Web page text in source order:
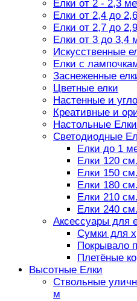
Елки от 2 - 2,3
Елки от 2,4 до
Елки от 2,7 до
Елки от 3 до 3,4
Искусственные
Елки с
Заснеженные
Цветные елки
Настенные и
Креативные и
Настольные Елки
Светодиодные
Елки до 1
Елки 120 см.
Елки 150 см.
Елки 180 см.
Елки 210 см.
Елки 240 см.
Аксессуары для
Сумки для
Покрывало
Плетёные
Высотные Елки
Ствольные
м